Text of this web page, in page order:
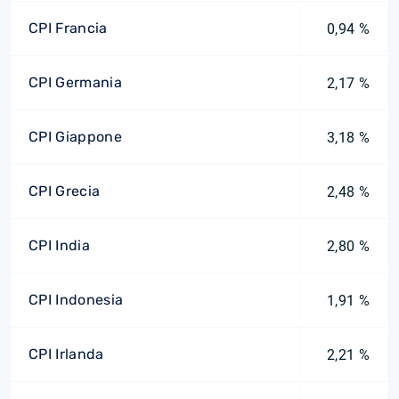
CPI Francia 0,94 %
CPI Germania 2,17 %
CPI Giappone 3,18 %
CPI Grecia 2,48 %
CPI India 2,80 %
CPI Indonesia 1,91 %
CPI Irlanda 2,21 %